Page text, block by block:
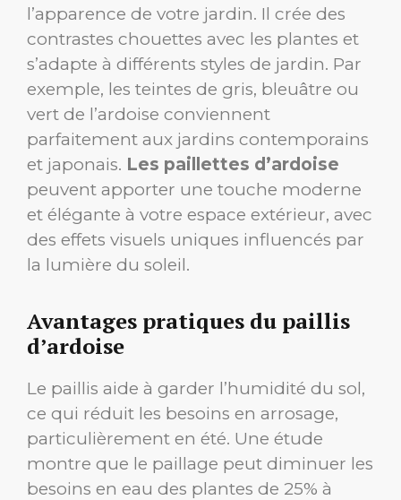
l’apparence de votre jardin. Il crée des
contrastes chouettes avec les plantes et
s’adapte à différents styles de jardin. Par
exemple, les teintes de gris, bleuâtre ou
vert de l’ardoise conviennent
parfaitement aux jardins contemporains
et japonais. Les paillettes d’ardoise
peuvent apporter une touche moderne
et élégante à votre espace extérieur, avec
des effets visuels uniques influencés par
la lumière du soleil.
Avantages pratiques du paillis
d’ardoise
Le paillis aide à garder l’humidité du sol,
ce qui réduit les besoins en arrosage,
particulièrement en été. Une étude
montre que le paillage peut diminuer les
besoins en eau des plantes de 25% à